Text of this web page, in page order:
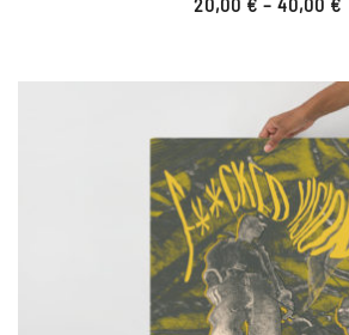
20,00 € – 40,00 €